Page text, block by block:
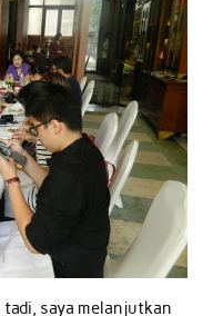
saya melanjutkan